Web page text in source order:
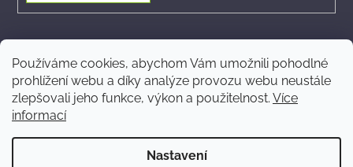
Používáme cookies, abychom Vám umožnili pohodlné
prohlížení webu a díky analýze provozu webu neustále
zlepšovali jeho funkce, výkon a použitelnost. Více
informací
Nastavení
Kontakt
ecommerce@phytovet.cz